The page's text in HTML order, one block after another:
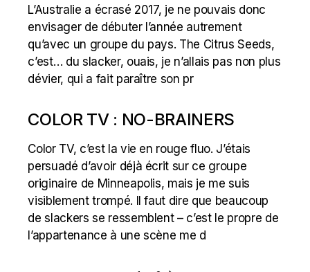
L’Australie a écrasé 2017, je ne pouvais donc
envisager de débuter l’année autrement
qu’avec un groupe du pays. The Citrus Seeds,
c’est… du slacker, ouais, je n’allais pas non plus
dévier, qui a fait paraître son pr
COLOR TV : NO-BRAINERS
Color TV, c’est la vie en rouge fluo. J’étais
persuadé d’avoir déjà écrit sur ce groupe
originaire de Minneapolis, mais je me suis
visiblement trompé. Il faut dire que beaucoup
de slackers se ressemblent – c’est le propre de
l’appartenance à une scène me d